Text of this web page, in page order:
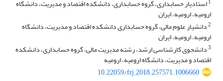
1استادیار حسابداری، گروه حسابداری، دانشکده اقتصاد و مدیریت، دانشگاه
ارومیه، ارومیه، ایران
2دانشیار علوم مالی، گروه حسابداری دانشکده اقتصاد و مدیریت، دانشگاه
ارومیه، ارومیه، ایران
3دانشجوی کارشناسی ارشد، رشته مدیریت مالی، گروه حسابداری، دانشکده
اقتصاد و مدیریت، دانشگاه ارومیه، ارومیه
10.22059/frj.2018.257571.1006660